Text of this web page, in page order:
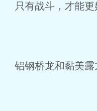
只有战斗，才能更
铝钢桥龙和黏美露